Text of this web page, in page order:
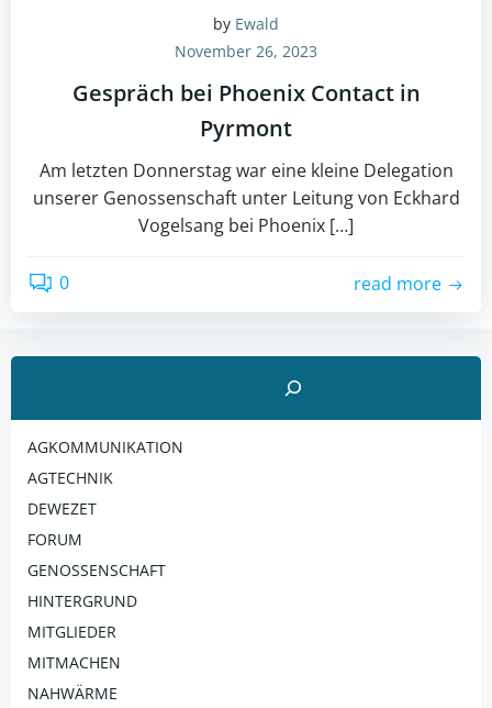
by Ewald
November 26, 2023
Gespräch bei Phoenix Contact in
Pyrmont
Am letzten Donnerstag war eine kleine Delegation
unserer Genossenschaft unter Leitung von Eckhard
Vogelsang bei Phoenix […]
0 read more
Suchen
AGKOMMUNIKATION
AGTECHNIK
DEWEZET
FORUM
GENOSSENSCHAFT
HINTERGRUND
MITGLIEDER
MITMACHEN
NAHWÄRME